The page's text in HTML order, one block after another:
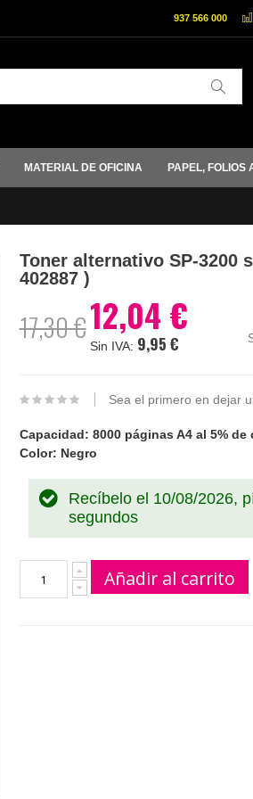
937 566 000
MATERIAL DE OFICINA PAPEL, FOLIOS
Toner alternativo SP-3200
402887 )
17,30 €
Precio
especial
12,04 €
9,95 €
Sea el primero en dejar
Capacidad: 8000 páginas A4 al 5% de
Color: Negro
Recíbelo el 10/08/2026,
segundos
Añadir al carrito